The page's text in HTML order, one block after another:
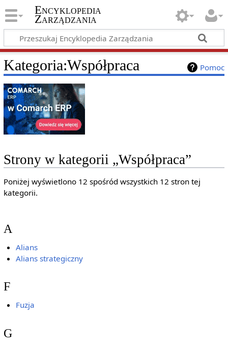
Encyklopedia
Zarządzania
Pomoc
Kategoria:Współpraca
Strony w kategorii „Współpraca”
Poniżej wyświetlono 12 spośród wszystkich 12 stron tej
kategorii.
A
Alians
Alians strategiczny
F
Fuzja
G